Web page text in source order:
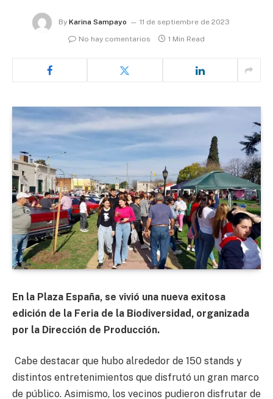
By Karina Sampayo
11 de septiembre de 2023
No hay comentarios
1 Min Read
En la Plaza España, se vivió una nueva exitosa
edición de la Feria de la Biodiversidad, organizada
por la Dirección de Producción.
Cabe destacar que hubo alrededor de 150 stands y
distintos entretenimientos que disfrutó un gran marco
de público. Asimismo, los vecinos pudieron disfrutar de